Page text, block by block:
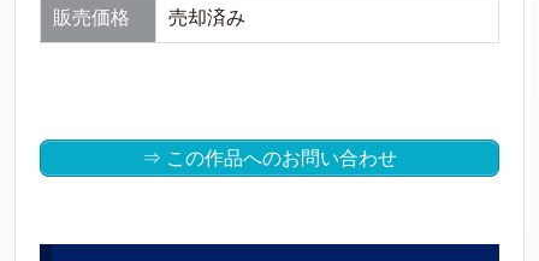
販売価格 売却済み
⇒ この作品へのお問い合わせ